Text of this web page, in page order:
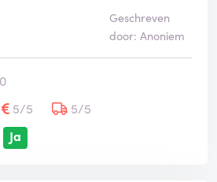
Geschreven
door: Anoniem
5/5
5/5
Ja